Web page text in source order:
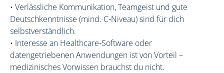
• Verlässliche Kommunikation, Teamgeist und gute
Deutschkenntnisse (mind. C‑Niveau) sind für dich
selbstverständlich.
• Interesse an Healthcare‑Software oder
datengetriebenen Anwendungen ist von Vorteil –
medizinisches Vorwissen brauchst du nicht.